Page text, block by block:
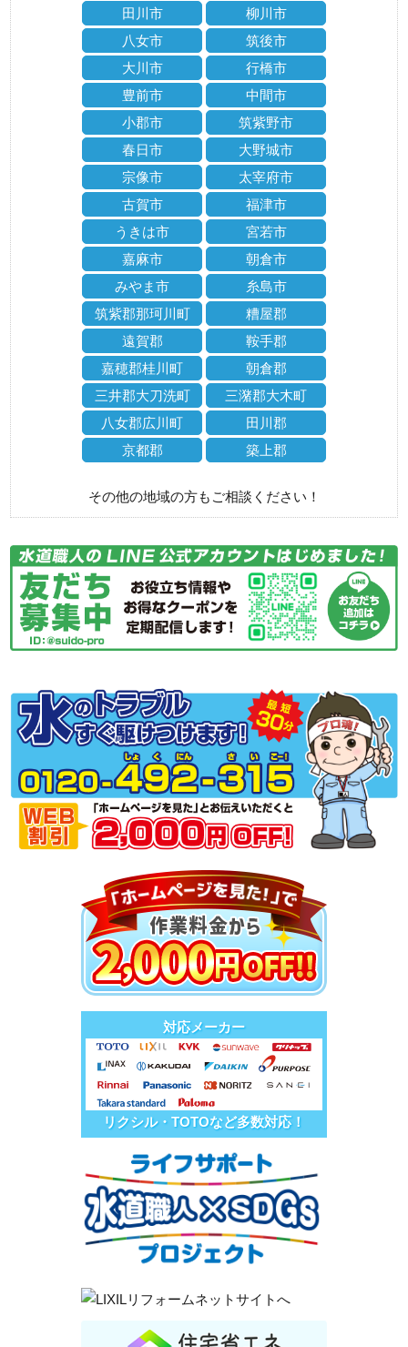
田川市
柳川市
八女市
筑後市
大川市
行橋市
豊前市
中間市
小郡市
筑紫野市
春日市
大野城市
宗像市
太宰府市
古賀市
福津市
うきは市
宮若市
嘉麻市
朝倉市
みやま市
糸島市
筑紫郡那珂川町
糟屋郡
遠賀郡
鞍手郡
嘉穂郡桂川町
朝倉郡
三井郡大刀洗町
三潴郡大木町
八女郡広川町
田川郡
京都郡
築上郡
その他の地域の方もご相談ください！
対応メーカー
リクシル・TOTOなど多数対応！